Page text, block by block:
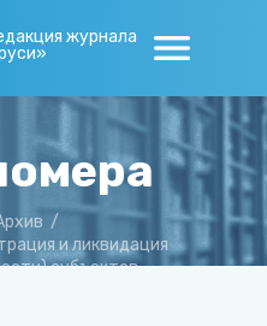
журнала
/
и ликвидация
субъектов